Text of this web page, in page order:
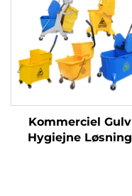
Kommerciel Gulv
Hygiejne Løsning